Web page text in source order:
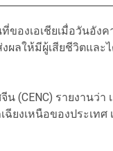
ของเอเชียเมื่อวันอัง
ลให้มีผู้เสียชีวิตและ
(CENC) รายงานว่
งเหนือของประเทศ